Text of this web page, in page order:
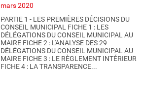
mars 2020
PARTIE 1 - LES PREMIÈRES DÉCISIONS DU
CONSEIL MUNICIPAL FICHE 1 : LES
DÉLÉGATIONS DU CONSEIL MUNICIPAL AU
MAIRE FICHE 2 : L'ANALYSE DES 29
DÉLÉGATIONS DU CONSEIL MUNICIPAL AU
MAIRE FICHE 3 : LE RÈGLEMENT INTÉRIEUR
FICHE 4 : LA TRANSPARENCE...